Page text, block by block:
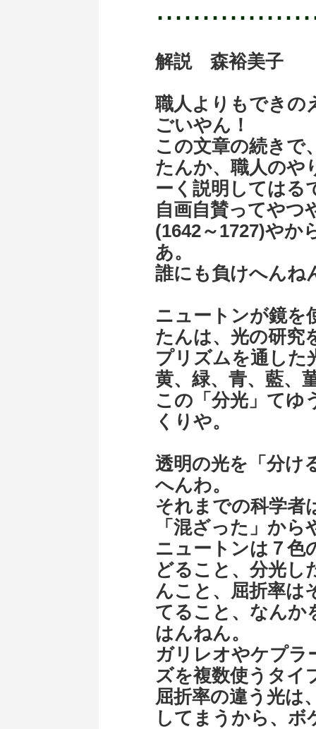
････････････････
解説 森裕美子
職人よりもできの
ごいやん！
この文章の続きで
たんか、職人のや
ーく説明してはる
自画自賛ってやつ
(1642～1727)やか
あ。
誰にも負けへんね
ニュートンが鏡を
たんは、光の研究
プリズムを通した
黄、緑、青、藍、
この「分光」てゆ
くりや。
透明の光を「分け
へんわ。
それまでの科学者
「混ざった」か
ニュートンは７色
どること、分光し
んこと、屈折率は
てること、なんか
はんねん。
ガリレオやケプラ
ズを複数使うタイ
屈折率の違う光は
してまうから、ボ